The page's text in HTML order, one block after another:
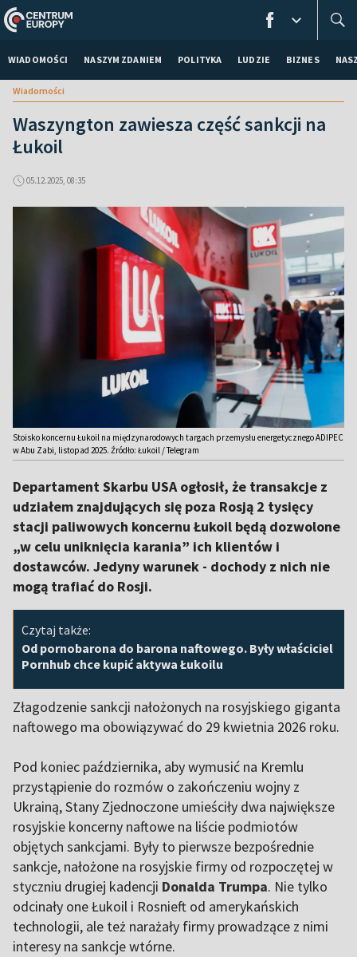
WIADOMOŚCI NASZYM ZDANIEM POLITYKA LUDZIE BIZNES
Wiadomości
Waszyngton zawiesza część sankcji na
Łukoil
05.12.2025, 08:35
Stoisko koncernu Łukoil na międzynarodowych targach przemysłu energetycznego ADIPEC
w Abu Zabi, listopad 2025. Źródło: Łukoil / Telegram
Departament Skarbu USA ogłosił, że transakcje z
udziałem znajdujących się poza Rosją 2 tysięcy
stacji paliwowych koncernu Łukoil będą dozwolone
„w celu uniknięcia karania” ich klientów i
dostawców. Jedyny warunek - dochody z nich nie
mogą trafiać do Rosji.
Czytaj także:
Od pornobarona do barona naftowego. Były właściciel
Pornhub chce kupić aktywa Łukoilu
Złagodzenie sankcji nałożonych na rosyjskiego giganta
naftowego ma obowiązywać do 29 kwietnia 2026 roku.
Pod koniec października, aby wymusić na Kremlu
przystąpienie do rozmów o zakończeniu wojny z
Ukrainą, Stany Zjednoczone umieściły dwa największe
rosyjskie koncerny naftowe na liście podmiotów
objętych sankcjami. Były to pierwsze bezpośrednie
sankcje, nałożone na rosyjskie firmy od rozpoczętej w
styczniu drugiej kadencji Donalda Trumpa. Nie tylko
odcinały one Łukoil i Rosnieft od amerykańskich
technologii, ale też narażały firmy prowadzące z nimi
interesy na sankcje wtórne.